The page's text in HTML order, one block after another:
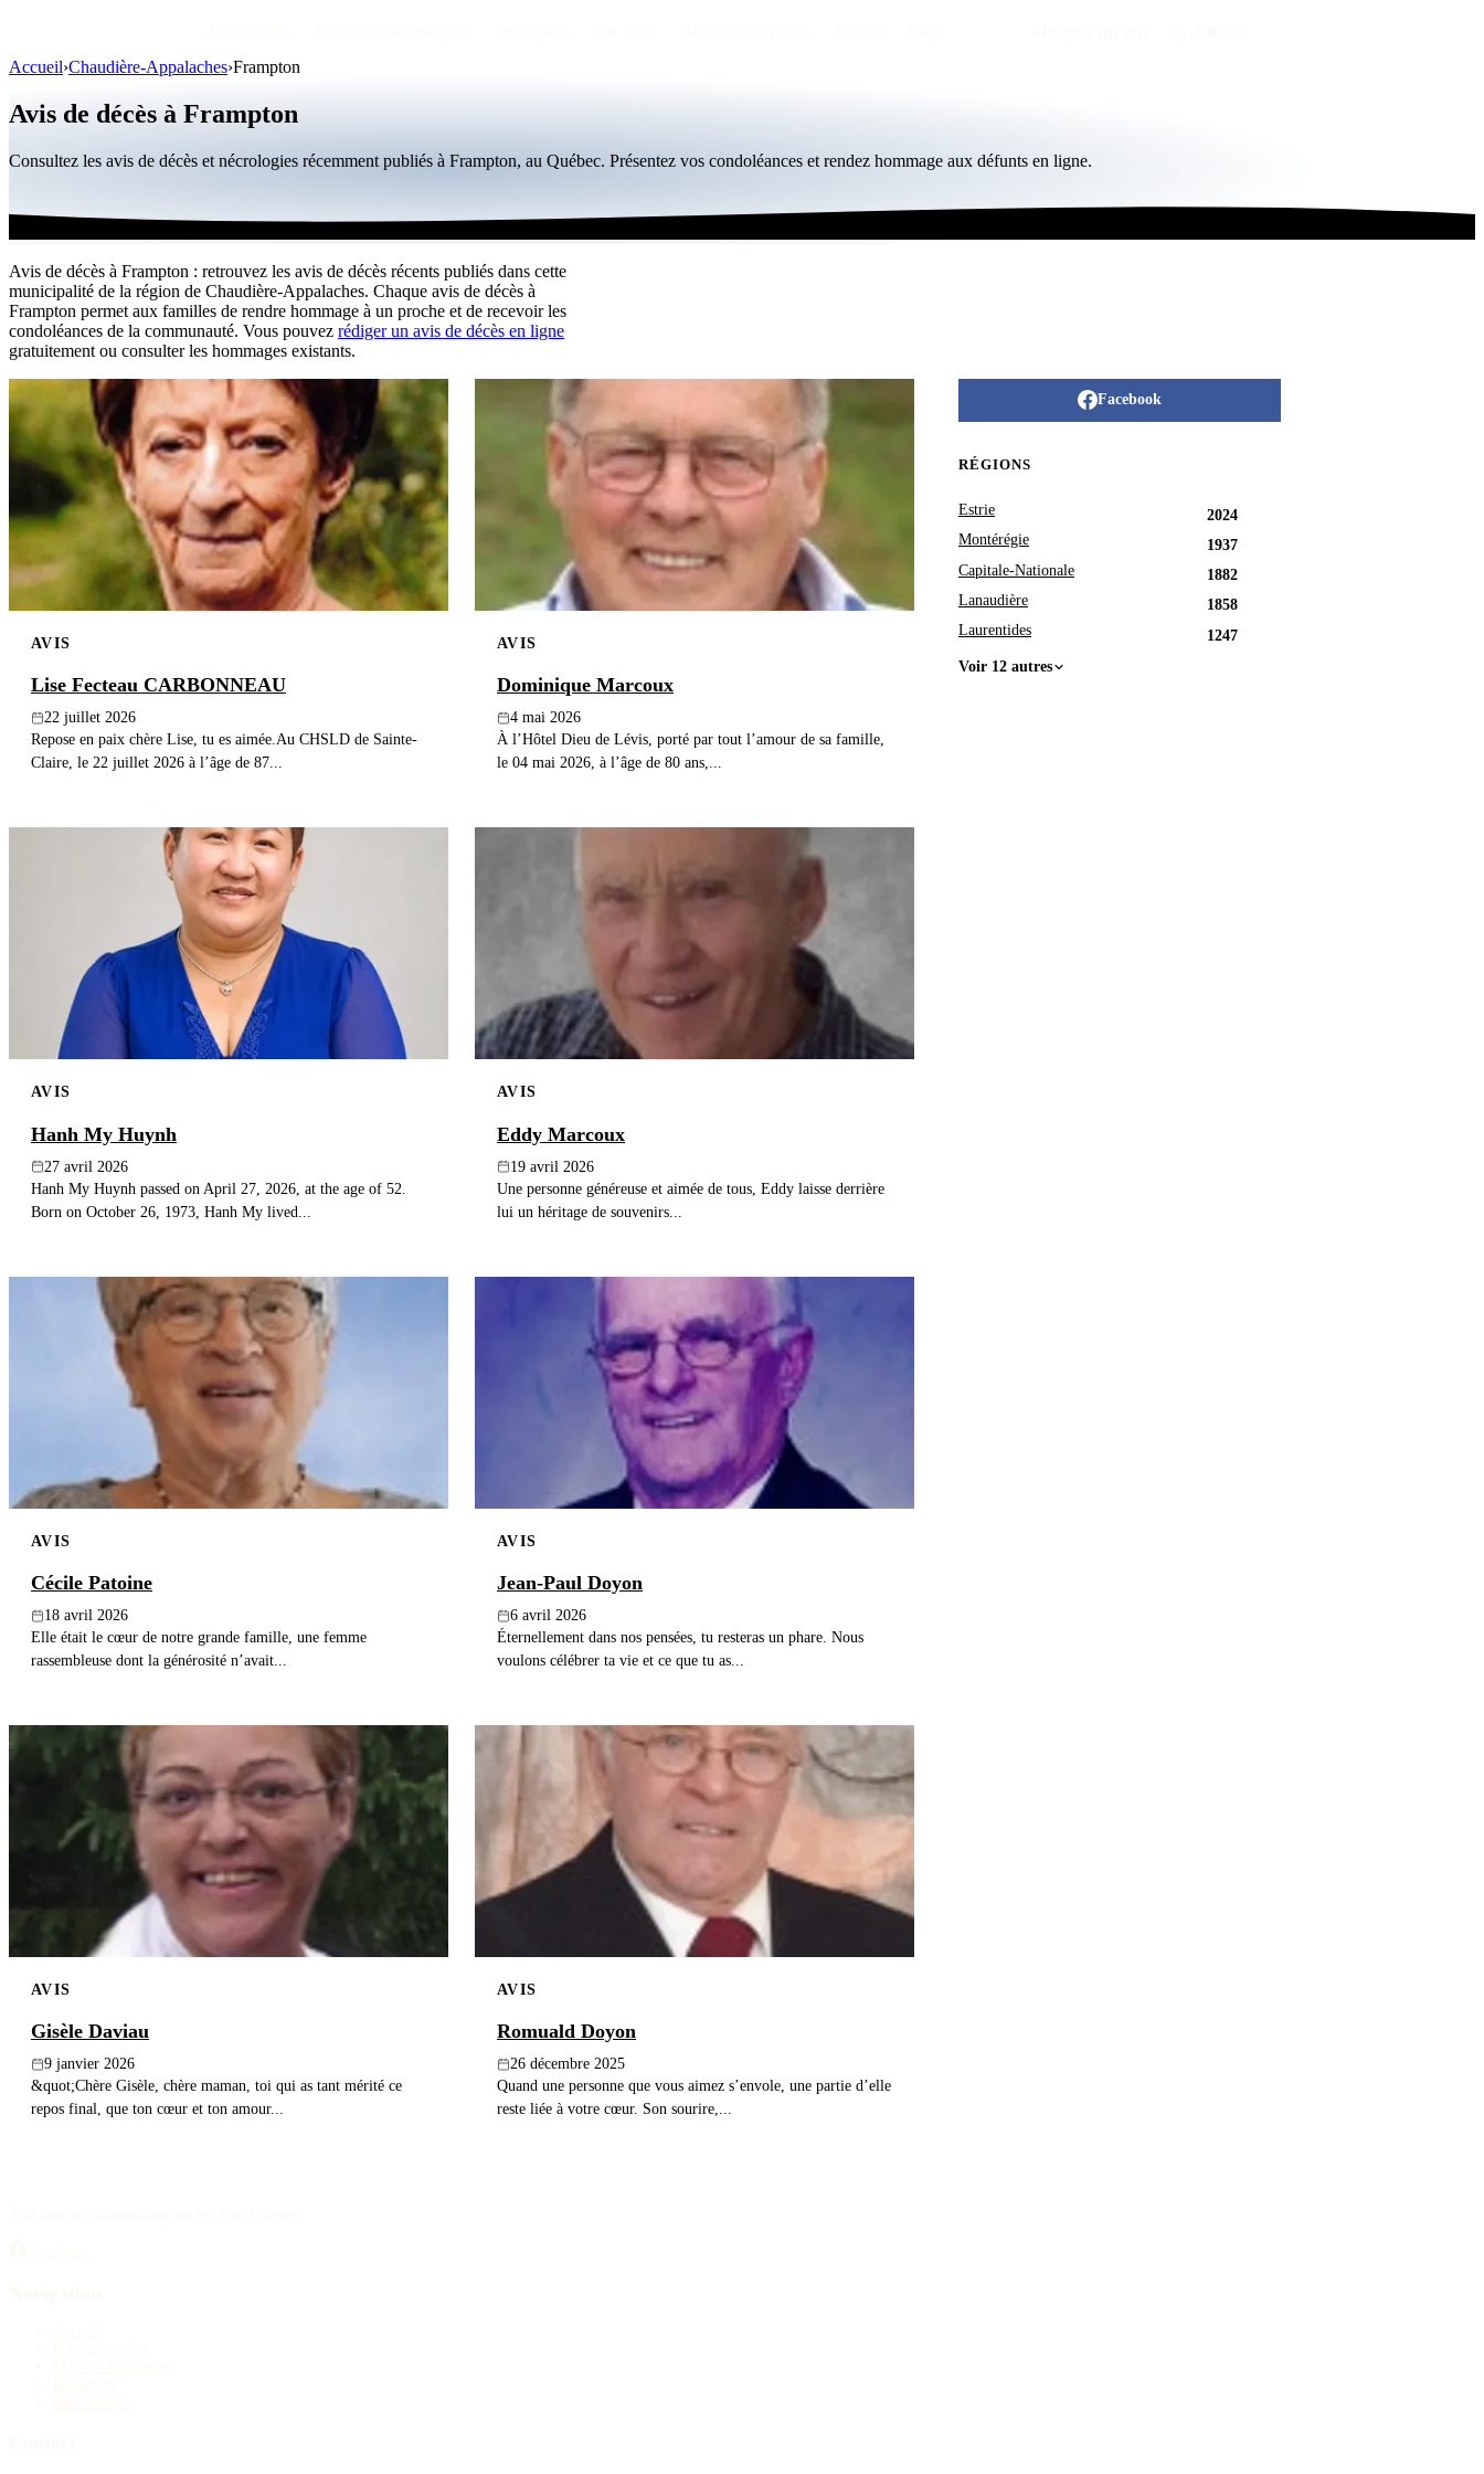
Accueil›Chaudière-Appalaches›Frampton
Avis de décès à Frampton
Consultez les avis de décès et nécrologies récemment publiés à Frampton, au Québec. Présentez vos condoléances et rendez hommage aux défunts en ligne.
Avis de décès à Frampton : retrouvez les avis de décès récents publiés dans cette
municipalité de la région de Chaudière-Appalaches. Chaque avis de décès à
Frampton permet aux familles de rendre hommage à un proche et de recevoir les
condoléances de la communauté. Vous pouvez rédiger un avis de décès en ligne
gratuitement ou consulter les hommages existants.
AVIS
Lise Fecteau CARBONNEAU
22 juillet 2026
Repose en paix chère Lise, tu es aimée.Au CHSLD de Sainte-
Claire, le 22 juillet 2026 à l’âge de 87...
AVIS
Dominique Marcoux
4 mai 2026
À l’Hôtel Dieu de Lévis, porté par tout l’amour de sa famille,
le 04 mai 2026, à l’âge de 80 ans,...
AVIS
Hanh My Huynh
27 avril 2026
Hanh My Huynh passed on April 27, 2026, at the age of 52.
Born on October 26, 1973, Hanh My lived...
AVIS
Eddy Marcoux
19 avril 2026
Une personne généreuse et aimée de tous, Eddy laisse derrière
lui un héritage de souvenirs...
AVIS
Cécile Patoine
18 avril 2026
Elle était le cœur de notre grande famille, une femme
rassembleuse dont la générosité n’avait...
AVIS
Jean-Paul Doyon
6 avril 2026
Éternellement dans nos pensées, tu resteras un phare. Nous
voulons célébrer ta vie et ce que tu as...
AVIS
Gisèle Daviau
9 janvier 2026
&quot;Chère Gisèle, chère maman, toi qui as tant mérité ce
repos final, que ton cœur et ton amour...
AVIS
Romuald Doyon
26 décembre 2025
Quand une personne que vous aimez s’envole, une partie d’elle
reste liée à votre cœur. Son sourire,...
Facebook
RÉGIONS
Estrie
2024
Montérégie
1937
Capitale-Nationale
1882
Lanaudière
1858
Laurentides
1247
Voir 12 autres